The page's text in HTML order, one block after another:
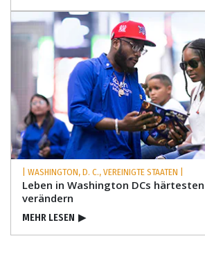
| WASHINGTON, D. C., VEREINIGTE STAATEN |
Leben in Washington DCs
verändern
MEHR LESEN ▶